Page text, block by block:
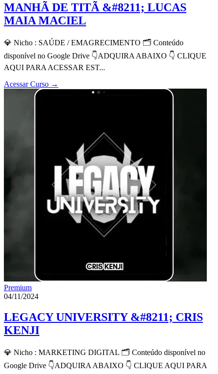
MANHÃ DE TITÃ &#8211; LUCAS
MAIA MACIEL
💎 Nicho : SAÚDE / EMAGRECIMENTO 🗂 Conteúdo
disponível no Google Drive 👇ADQUIRA ABAIXO 👇 CLIQUE
AQUI PARA ACESSAR EST...
Acessar Curso →
Premium
04/11/2024
LEGACY UNIVERSITY &#8211; CRIS
KENJI
💎 Nicho : MARKETING DIGITAL 🗂 Conteúdo disponível no
Google Drive 👇ADQUIRA ABAIXO 👇 CLIQUE AQUI PARA